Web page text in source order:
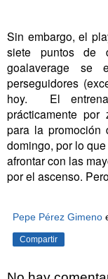
Sin embargo, el
siete puntos de
goalaverage se
perseguidores
hoy.
El
prácticamente
para la promoción
domingo, por lo
afrontar con las
por el ascenso.
Pepe Pérez Gimeno
Compartir